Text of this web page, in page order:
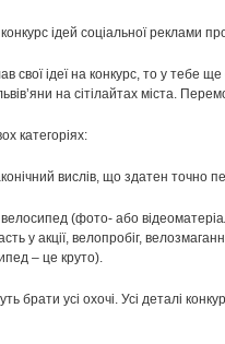
ідей соціальної реклами
свої ідеї на конкурс, то у тебе
на сітілайтах міста.
категоріях:
вислів, що здатен точно
(фото- або
у акції, велопробіг,
– це круто).
брати усі охочі. Усі деталі